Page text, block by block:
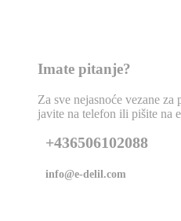
Imate pitanje?
Za sve nejasnoće vezane
javite na telefon ili pišite na
+436506102088
info@e-delil.com